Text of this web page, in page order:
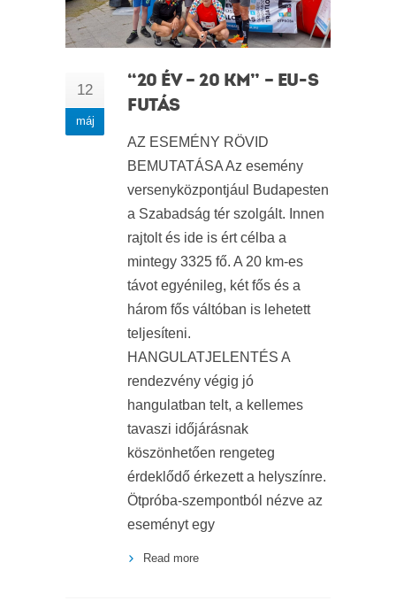
12
máj
“20 ÉV – 20 KM” – EU-S
FUTÁS
AZ ESEMÉNY RÖVID
BEMUTATÁSA Az esemény
versenyközpontjául Budapesten
a Szabadság tér szolgált. Innen
rajtolt és ide is ért célba a
mintegy 3325 fő. A 20 km-es
távot egyénileg, két fős és a
három fős váltóban is lehetett
teljesíteni.
HANGULATJELENTÉS A
rendezvény végig jó
hangulatban telt, a kellemes
tavaszi időjárásnak
köszönhetően rengeteg
érdeklődő érkezett a helyszínre.
Ötpróba-szempontból nézve az
eseményt egy
Read more